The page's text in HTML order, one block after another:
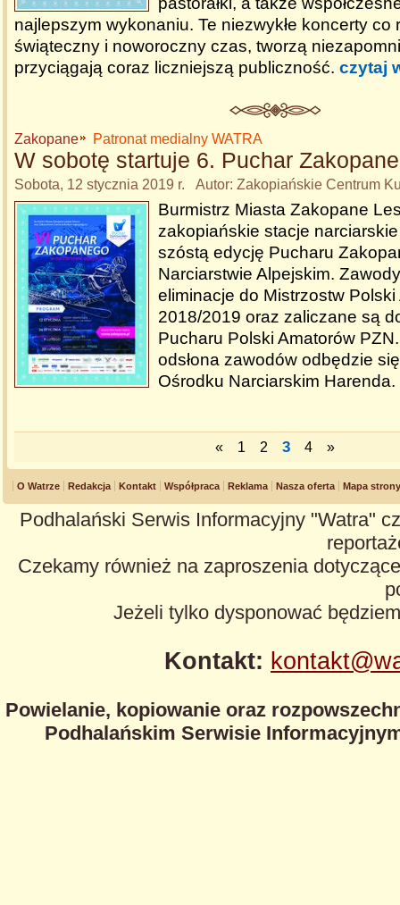
najlepszym wykonaniu. Te niezwykłe koncerty co
świąteczny i noworoczny czas, tworzą
przyciągają coraz liczniejszą publiczność. czytaj
Zakopane Patronat medialny WATRA
W sobotę startuje 6. Puchar
Sobota, 12 stycznia 2019 r. Autor: Zakopiańskie Centrum
Burmistrz Miasta Zakopane
zakopiańskie stacje
szóstą edycję Pucharu
Narciarstwie Alpejskim.
eliminacje do Mistrzostw
2018/2019 oraz zaliczane są
Pucharu Polski Amatorów
odsłona zawodów odbędzie
Ośrodku Narciarskim Harenda.
« 1 2 3 4 »
O Watrze Redakcja Kontakt Współpraca Reklama Nasza oferta Mapa strony
Podhalański Serwis Informacyjny "Watra"
Czekamy również na zaproszenia
Jeżeli tylko dysponować
Kontakt:
Powielanie, kopiowanie oraz
Podhalańskim Serwisie